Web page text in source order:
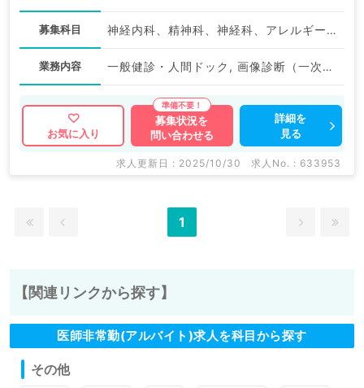
募集科目 神経内科、精神科、神経科、アレルギー科、リウマチ科、小児科、整形外科、形成外科、美容外科、脳神経外科、呼吸器外科、心臓血管外科、小児外科、皮膚科、泌尿器科、産婦人科、産科、婦人科、眼科、耳鼻咽喉科、気管食道科、放射線科、リハビリテーション科、麻酔科、ペインクリニック、人工透析科、緩和ケア科、一般内科、循環器内科、呼吸器内科、消化器内科、内分泌・代謝内科、腎臓内科、老年内科、血液内科、外科系全般、一般外科、消化器外科、乳腺外科、総合診療科、美容皮膚科、健診・人間ドック、救急科・ＩＣＵ、病理科、基礎医学系、膠原病科、スポーツ整形外科、大腸・肛門外科、その他、産業医
業務内容 一般健診・人間ドック, 画像診断（一次読影）
お気に入り
募集状況を
問い合わせる
詳細を
見る
求人更新日 : 2025/10/30 求人No. : 633953
1
【関連リンクから探す】
医師非常勤(アルバイト)求人を科目から探す
その他